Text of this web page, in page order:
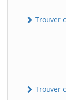
Trouver
Trouver